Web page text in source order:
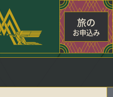
旅の
お申込み